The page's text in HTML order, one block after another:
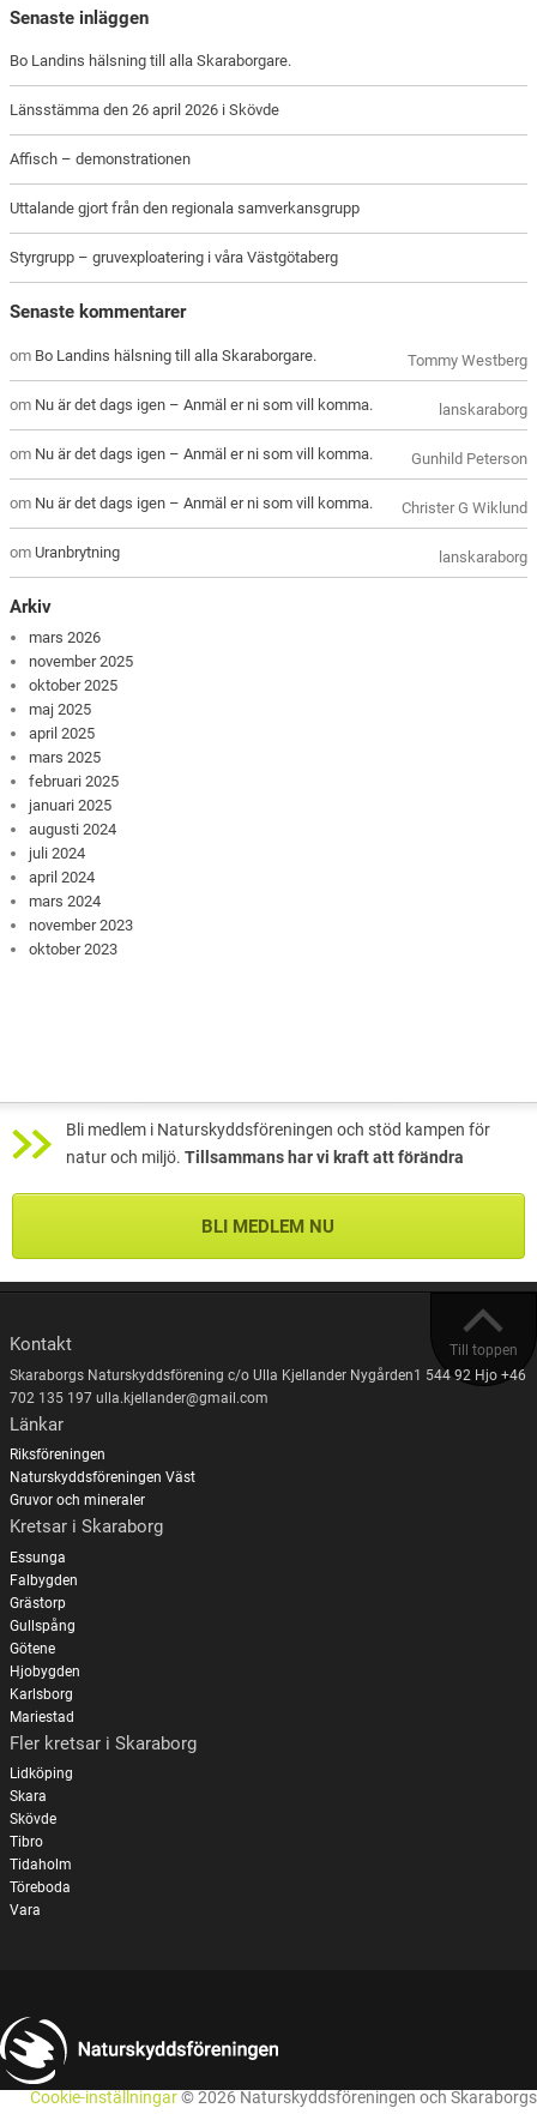
Senaste inläggen
Bo Landins hälsning till alla Skaraborgare.
Länsstämma den 26 april 2026 i Skövde
Affisch – demonstrationen
Uttalande gjort från den regionala samverkansgrupp
Styrgrupp – gruvexploatering i våra Västgötaberg
Senaste kommentarer
Tommy Westberg
om Bo Landins hälsning till alla Skaraborgare.
lanskaraborg
om Nu är det dags igen – Anmäl er ni som vill komma.
Gunhild Peterson
om Nu är det dags igen – Anmäl er ni som vill komma.
Christer G Wiklund
om Nu är det dags igen – Anmäl er ni som vill komma.
lanskaraborg
om Uranbrytning
Arkiv
mars 2026
november 2025
oktober 2025
maj 2025
april 2025
mars 2025
februari 2025
januari 2025
augusti 2024
juli 2024
april 2024
mars 2024
november 2023
oktober 2023
Bli medlem i Naturskyddsföreningen och stöd kampen för
natur och miljö. Tillsammans har vi kraft att förändra
BLI MEDLEM NU
Till toppen
Kontakt
Skaraborgs Naturskyddsförening c/o Ulla Kjellander Nygården1 544 92 Hjo +46
702 135 197 ulla.kjellander@gmail.com
Länkar
Riksföreningen
Naturskyddsföreningen Väst
Gruvor och mineraler
Kretsar i Skaraborg
Essunga
Falbygden
Grästorp
Gullspång
Götene
Hjobygden
Karlsborg
Mariestad
Fler kretsar i Skaraborg
Lidköping
Skara
Skövde
Tibro
Tidaholm
Töreboda
Vara
Cookie-inställningar© 2026 Naturskyddsföreningen och Skaraborgs